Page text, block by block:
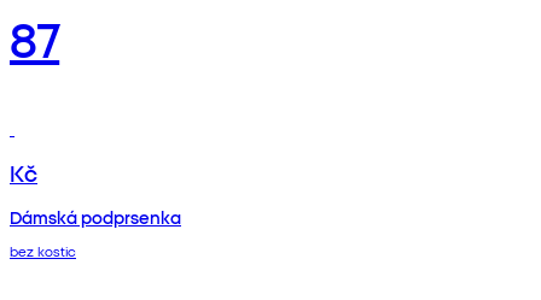
87
Kč
Dámská podprsenka
bez kostic